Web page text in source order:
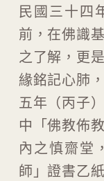
民國三十四
前，在佛識
之了解，更
緣銘記心肺
五年（丙子
中「佛教佈
內之慎齋堂
師」證書乙